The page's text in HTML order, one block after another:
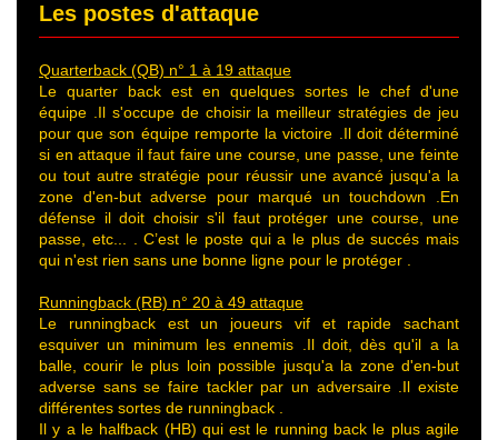
Les postes d'attaque
Quarterback (QB) n° 1 à 19 attaque
Le quarter back est en quelques sortes le chef d'une
équipe .Il s'occupe de choisir la meilleur stratégies de jeu
pour que son équipe remporte la victoire .Il doit déterminé
si en attaque il faut faire une course, une passe, une feinte
ou tout autre stratégie pour réussir une avancé jusqu'a la
zone d'en-but adverse pour marqué un touchdown .En
défense il doit choisir s'il faut protéger une course, une
passe, etc... . C’est le poste qui a le plus de succés mais
qui n'est rien sans une bonne ligne pour le protéger .
Runningback (RB) n° 20 à 49 attaque
Le runningback est un joueurs vif et rapide sachant
esquiver un minimum les ennemis .Il doit, dès qu'il a la
balle, courir le plus loin possible jusqu'a la zone d'en-but
adverse sans se faire tackler par un adversaire .Il existe
différentes sortes de runningback .
Il y a le halfback (HB) qui est le running back le plus agile